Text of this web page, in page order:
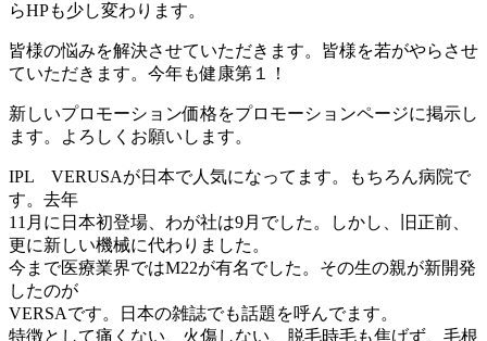
らHPも少し変わります。
皆様の悩みを解決させていただきます。皆様を若がやらさせ
ていただきます。今年も健康第１！
新しいプロモーション価格をプロモーションページに掲示し
ます。よろしくお願いします。
IPL VERUSAが日本で人気になってます。もちろん病院で
す。去年
11月に日本初登場、わが社は9月でした。しかし、旧正前、
更に新しい機械に代わりました。
今まで医療業界ではM22が有名でした。その生の親が新開発
したのが
VERSAです。日本の雑誌でも話題を呼んでます。
特徴として痛くない、火傷しない、脱毛時毛も焦げず、毛根